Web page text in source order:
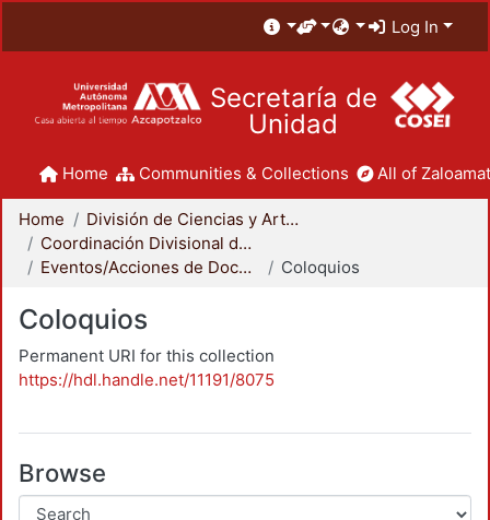
Log In
Secretaría de
Unidad
Home Communities & Collections All of
Home
División de Ciencias y Artes para el Diseño
Coordinación Divisional de Docencia
Eventos/Acciones de Docencia
Coloquios
Coloquios
Permanent URI for this collection
https://hdl.handle.net/11191/8075
Browse